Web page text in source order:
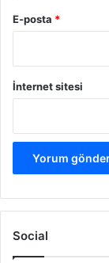
E-posta *
İnternet sitesi
Social